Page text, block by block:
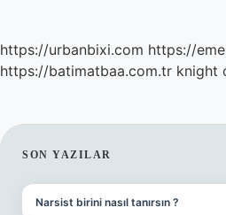
https://urbanbixi.com https://
https://batimatbaa.com.tr knight
SIDEBAR
SON YAZILAR
Narsist birini nasıl tanırsın ?